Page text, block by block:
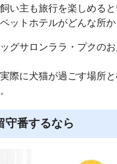
い主も旅行を楽しめると
ットホテルがどんな所
グサロンララ・プクの
際に犬猫が過ごす場所
守番するなら